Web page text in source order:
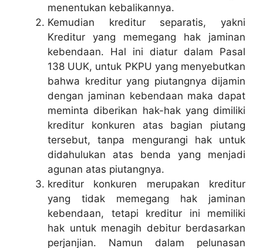
menentukan kebalikannya.
Kemudian kreditur separatis, yakni
Kreditur yang memegang hak jaminan
kebendaan. Hal ini diatur dalam Pasal
138 UUK, untuk PKPU yang menyebutkan
bahwa kreditur yang piutangnya dijamin
dengan jaminan kebendaan maka dapat
meminta diberikan hak-hak yang dimiliki
kreditur konkuren atas bagian piutang
tersebut, tanpa mengurangi hak untuk
didahulukan atas benda yang menjadi
agunan atas piutangnya.
kreditur konkuren merupakan kreditur
yang tidak memegang hak jaminan
kebendaan, tetapi kreditur ini memiliki
hak untuk menagih debitur berdasarkan
perjanjian. Namun dalam pelunasan